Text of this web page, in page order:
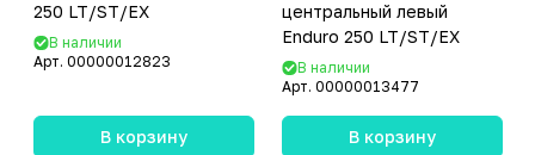
250 LT/ST/EX
В наличии
Арт. 00000012823
В корзину
центральный левый
Enduro 250 LT/ST/EX
В наличии
Арт. 00000013477
В корзину